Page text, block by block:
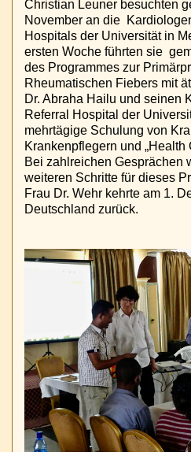
Christian Leuner besuchten
November an die
Hospitals der Universität in
ersten Woche führten sie
des Programmes zur
Rheumatischen Fiebers mit
Dr. Abraha Hailu und seinen
Referral Hospital der
mehrtägige Schulung von
Krankenpflegern und „Health
Bei zahlreichen Gesprächen
weiteren Schritte für dieses
Frau Dr. Wehr kehrte am 1.
Deutschland zurück.